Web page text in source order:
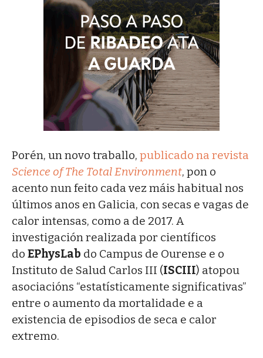
Porén, un novo traballo, publicado na revista
Science of The Total Environment, pon o
acento nun feito cada vez máis habitual nos
últimos anos en Galicia, con secas e vagas de
calor intensas, como a de 2017. A
investigación realizada por científicos
do EPhysLab do Campus de Ourense e o
Instituto de Salud Carlos III (ISCIII) atopou
asociacións “estatísticamente significativas”
entre o aumento da mortalidade e a
existencia de episodios de seca e calor
extremo.